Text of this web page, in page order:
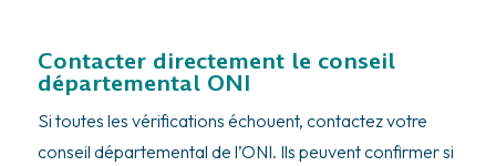
Contacter directement le conseil
départemental ONI
Si toutes les vérifications échouent, contactez votre
conseil départemental de l’ONI. Ils peuvent confirmer si